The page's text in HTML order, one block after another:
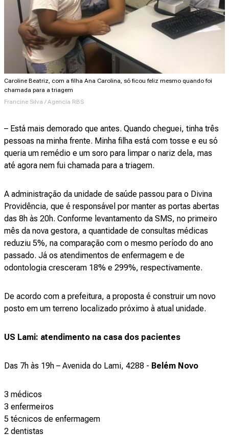
Caroline Beatriz, com a filha Ana Carolina, só ficou feliz mesmo quando foi
chamada para a triagem
Francine Silva / Agencia RBS
– Está mais demorado que antes. Quando cheguei, tinha três
pessoas na minha frente. Minha filha está com tosse e eu só
queria um remédio e um soro para limpar o nariz dela, mas
até agora nem fui chamada para a triagem.
A administração da unidade de saúde passou para o Divina
Providência, que é responsável por manter as portas abertas
das 8h às 20h. Conforme levantamento da SMS, no primeiro
mês da nova gestora, a quantidade de consultas médicas
reduziu 5%, na comparação com o mesmo período do ano
passado. Já os atendimentos de enfermagem e de
odontologia cresceram 18% e 299%, respectivamente.
De acordo com a prefeitura, a proposta é construir um novo
posto em um terreno localizado próximo à atual unidade.
US Lami: atendimento na casa dos pacientes
Das 7h às 19h – Avenida do Lami, 4288 - Belém Novo
3 médicos
3 enfermeiros
5 técnicos de enfermagem
2 dentistas